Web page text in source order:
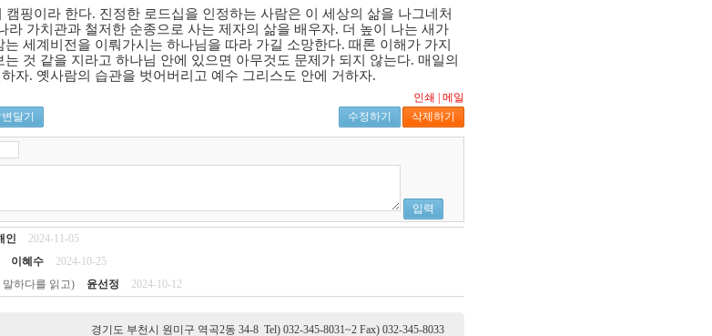
캠핑이라 한다. 진정한 로드십을 인정하는 사람은 이 세상의 삶을 나그네처
라 가치관과 철저한 순종으로 사는 제자의 삶을 배우자. 더 높이 나는 새가
는 세계비전을 이뤄가시는 하나님을 따라 가길 소망한다. 때론 이해가 가지
는 것 같을 지라고 하나님 안에 있으면 아무것도 문제가 되지 않는다. 매일의
자. 옛사람의 습관을 벗어버리고 예수 그리스도 안에 거하자.
인쇄
메일
달기 수정하기 삭제하기
입력
인
2024-11-05
이혜수
2024-10-25
하다를 읽고)
윤선정 2024-10-12
경기도 부천시 원미구 역곡2동 34-8 Tel) 032-345-8031~2 Fax) 032-345-8033